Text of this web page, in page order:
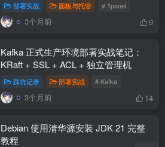
部署实战 面板与托管 # 1panel
3个月前 9
Kafka 正式生产环境部署实战笔记：
KRaft + SSL + ACL + 独立管理机
踩坑记录 部署实战 # Kafka
3个月前 14
Debian 使用清华源安装 JDK 21 完整
教程